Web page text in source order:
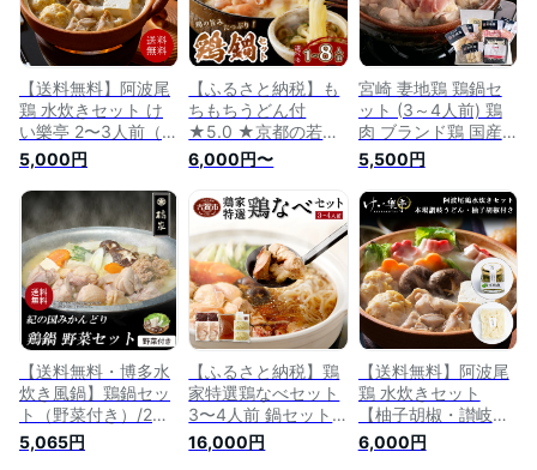
【送料無料】阿波尾
鶏 水炊きセット け
い樂亭 2〜3人前（鶏
鍋 高級 地鶏 鶏肉 鍋
とり鍋 鳥鍋 鶏鍋 ギ
フト ご挨拶 グルメ
内祝い お祝い返し
誕生日 お土産 徳島
）
5,000円
【ふるさと納税】も
ちもちうどん付
★5.0 ★京都の若鶏
と九条ネギの鶏鍋セ
ット 単身用 1～2人
前 3～4人前 パーテ
ィー用 選べる セッ
ト内容 配送時期 国
産 とり肉 若鶏 鶏も
も つみれ 鶏鍋 鍋セ
ット ふるさと 納税
鶏鍋 ふるさと納税
鶏肉 冷凍保存で90
日 1人鍋
6,000円〜
宮崎 妻地鶏 鶏鍋セ
ット (3～4人前) 鶏
肉 ブランド鶏 国産
鍋 スープ 冷凍
5,500円
【送料無料・博多水
炊き風鍋】鶏鍋セッ
ト（野菜付き）/2〜
3人前◆老舗 料亭 鶏
鍋セット 水炊き 贈
5,065円
【ふるさと納税】鶏
家特選鶏なべセット
3〜4人前 鍋セット
はかた一番どり 鶏鍋
ギフト 贈り物 冷凍
16,000円
【送料無料】阿波尾
鶏 水炊きセット
【柚子胡椒・讃岐う
どん付き】 けい樂亭
2〜3人前 (鶏鍋 高級
6,000円